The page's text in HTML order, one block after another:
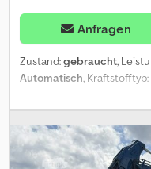
Anfragen
Zustand:gebraucht,
Automatisch, Kraftstofftyp:
4.408 h, Ausstattung:
Zubehör = - Radio/CD-
SUBARU-Händler in
Verkauf an, die vom